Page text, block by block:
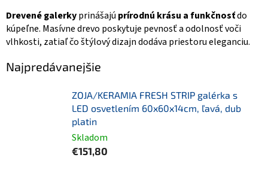
Drevené galerkyprinášajú prírodnú krásu a funkčnosťdo
kúpeľne. Masívne drevo poskytuje pevnosť a odolnosť voči
vlhkosti, zatiaľ čo štýlový dizajn dodáva priestoru eleganciu.
Najpredávanejšie
ZOJA/KERAMIA FRESH STRIP galérka s
LED osvetlením 60x60x14cm, ľavá, dub
platin
Skladom
€151,80